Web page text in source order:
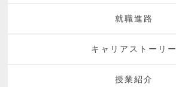
就職進路
キャリアストーリー
授業紹介